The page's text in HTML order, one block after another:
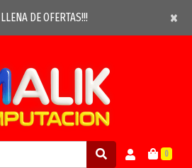
DE OFERTAS!!! ×
×
0